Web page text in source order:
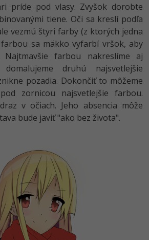
príde pod vlasy. Zvyšok dorobte
tiene. Oči sa kreslí podľa
vezmú štyri farby (z ktorých jedna
sa mäkko vyfarbí vršok, aby
farbou nakreslíme aj
druhú najsvetlejšie
pozadia. Dokončiť to môžeme
zornicou najsvetlejšie farbou.
v očiach. Jeho absencia môže
bude javiť "ako bez života".